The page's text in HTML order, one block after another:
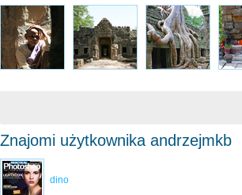
Znajomi użytkownika andrzejmkb
dino